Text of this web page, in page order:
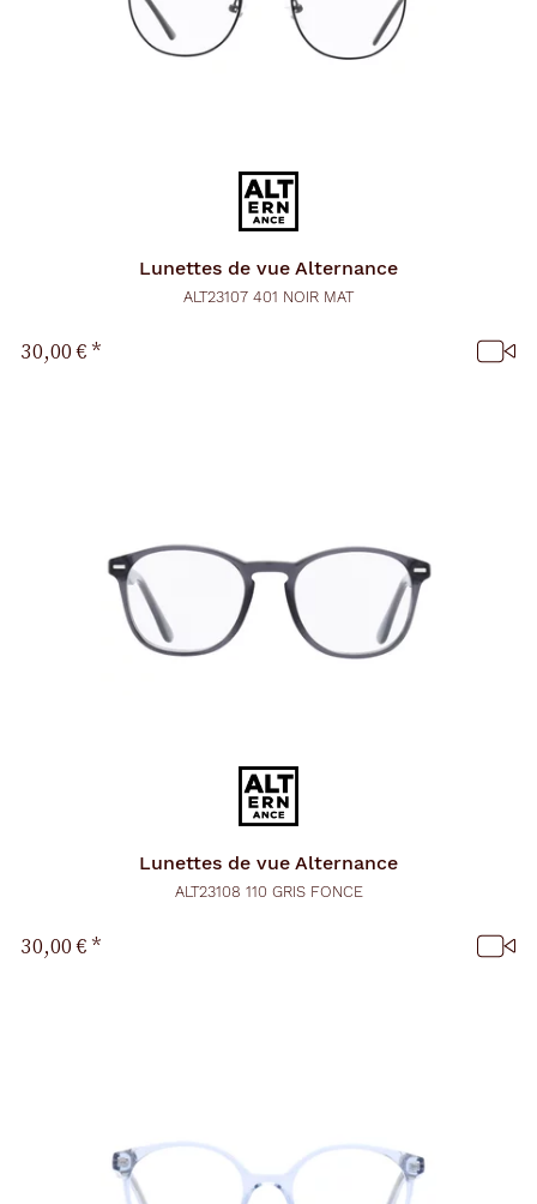
Lunettes de vue Alternance
ALT23107 401 NOIR MAT
30,00 €*
Lunettes de vue Alternance
ALT23108 110 GRIS FONCE
30,00 €*